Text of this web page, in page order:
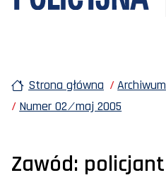
Strona główna Archiwum
Numer 02 ⁄ maj 2005
Zawód: policjant